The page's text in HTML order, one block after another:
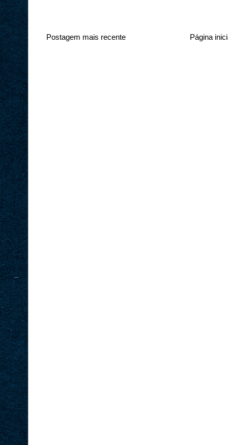
Postagem mais recente Página